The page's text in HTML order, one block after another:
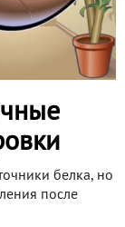
белка, но
после